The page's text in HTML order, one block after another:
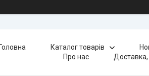
Головна Каталог товарів
Про нас
Доставка,